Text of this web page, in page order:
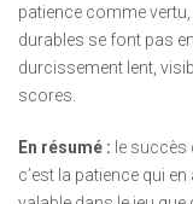
patience comme
durables se font pas
durcissement lent,
scores.
En résumé : le
c’est la patience qui